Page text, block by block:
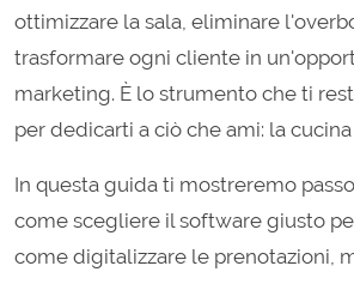
ottimizzare la sala, eliminare
trasformare ogni cliente in
marketing. È lo strumento che ti
per dedicarti a ciò che ami: la
In questa guida ti mostreremo
come scegliere il software giusto
come digitalizzare le prenotazioni,